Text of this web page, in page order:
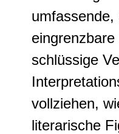
umfassende,
schlüssige
vollziehen,
literarische